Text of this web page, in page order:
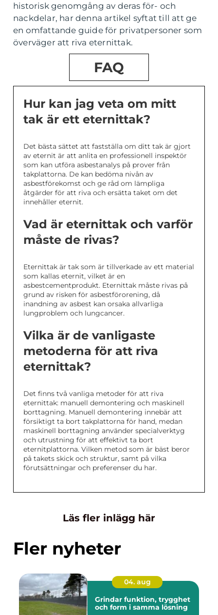
historisk genomgång av deras för- och
nackdelar, har denna artikel syftat till att ge
en omfattande guide för privatpersoner som
överväger att riva eternittak.
FAQ
Hur kan jag veta om mitt
tak är ett eternittak?
Det bästa sättet att fastställa om ditt tak är gjort
av eternit är att anlita en professionell inspektör
som kan utföra asbestanalys på prover från
takplattorna. De kan bedöma nivån av
asbestförekomst och ge råd om lämpliga
åtgärder för att riva och ersätta taket om det
innehåller eternit.
Vad är eternittak och varför
måste de rivas?
Eternittak är tak som är tillverkade av ett material
som kallas eternit, vilket är en
asbestcementprodukt. Eternittak måste rivas på
grund av risken för asbestförorening, då
inandning av asbest kan orsaka allvarliga
lungproblem och lungcancer.
Vilka är de vanligaste
metoderna för att riva
eternittak?
Det finns två vanliga metoder för att riva
eternittak: manuell demontering och maskinell
borttagning. Manuell demontering innebär att
försiktigt ta bort takplattorna för hand, medan
maskinell borttagning använder specialverktyg
och utrustning för att effektivt ta bort
eternitplattorna. Vilken metod som är bäst beror
på takets skick och struktur, samt på vilka
förutsättningar och preferenser du har.
Läs fler inlägg här
Fler nyheter
04. aug
Grindar funktion, trygghet
och form i samma lösning